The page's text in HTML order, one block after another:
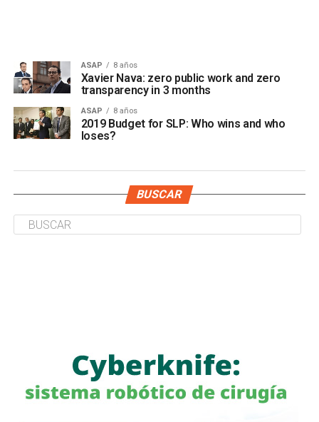
ASAP 8 años
Xavier Nava: zero public work and zero
transparency in 3 months
ASAP 8 años
2019 Budget for SLP: Who wins and who
loses?
BUSCAR